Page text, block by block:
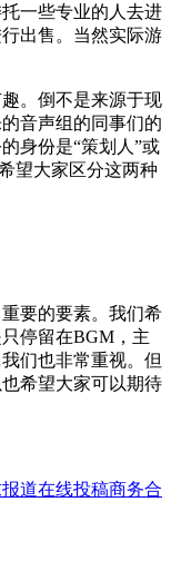
一些专业的人去进
出售。当然实际游
。倒不是来源于现
音声组的同事们的
身份是“策划人”或
望大家区分这两种
要的要素。我们希
停留在BGM，主
们也非常重视。但
希望大家可以期待
道在线投稿商务合